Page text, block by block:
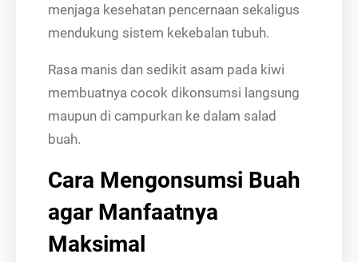
menjaga kesehatan pencernaan sekaligus
mendukung sistem kekebalan tubuh.
Rasa manis dan sedikit asam pada kiwi
membuatnya cocok dikonsumsi langsung
maupun di campurkan ke dalam salad
buah.
Cara Mengonsumsi Buah
agar Manfaatnya
Maksimal